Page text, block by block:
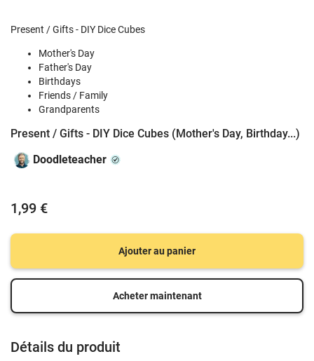
Present / Gifts - DIY Dice Cubes
Mother's Day
Father's Day
Birthdays
Friends / Family
Grandparents
Present / Gifts - DIY Dice Cubes (Mother's Day, Birthday...)
Doodleteacher
1,99 €
Ajouter au panier
Acheter maintenant
Détails du produit